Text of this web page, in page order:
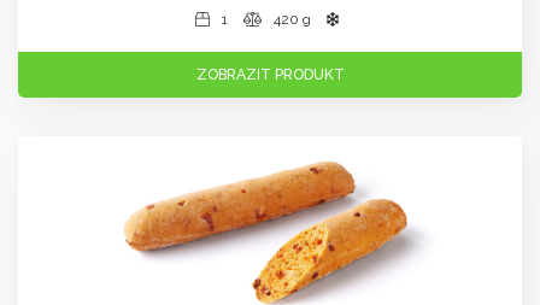
1 420 g
ZOBRAZIT PRODUKT